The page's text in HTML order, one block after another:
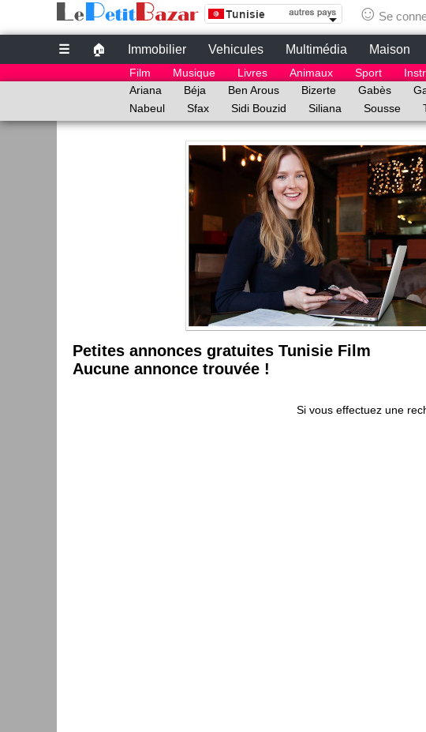
☺ Se
Site de petites Annonces Gratuites au Tunisie |
☰ 🏠 Immobilier Vehicules Multimédia Maison
Petites annonces gratuites au Tunisie
Film Musique Livres Animaux Sport
Ariana
Béja Ben Arous Bizerte Gabès
Nabeul
Sfax Sidi Bouzid Siliana Sousse
Petites annonces gratuites Tunisie Film
Aucune annonce trouvée !
Si vous effectuez une